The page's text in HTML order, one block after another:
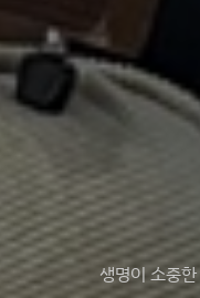
생명이 소중